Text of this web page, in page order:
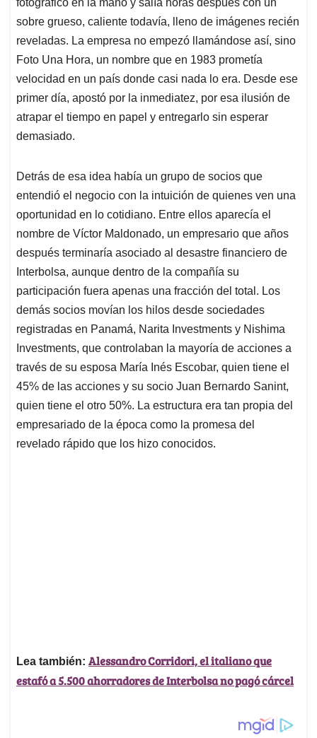
p
k
n
fotográfico en la mano y salía horas después con un
sobre grueso, caliente todavía, lleno de imágenes recién
reveladas. La empresa no empezó llamándose así, sino
Foto Una Hora, un nombre que en 1983 prometía
velocidad en un país donde casi nada lo era. Desde ese
primer día, apostó por la inmediatez, por esa ilusión de
atrapar el tiempo en papel y entregarlo sin esperar
demasiado.
Detrás de esa idea había un grupo de socios que
entendió el negocio con la intuición de quienes ven una
oportunidad en lo cotidiano. Entre ellos aparecía el
nombre de Víctor Maldonado, un empresario que años
después terminaría asociado al desastre financiero de
Interbolsa, aunque dentro de la compañía su
participación fuera apenas una fracción del total. Los
demás socios movían los hilos desde sociedades
registradas en Panamá, Narita Investments y Nishima
Investments, que controlaban la mayoría de acciones a
través de su esposa María Inés Escobar, quien tiene el
45% de las acciones y su socio Juan Bernardo Sanint,
quien tiene el otro 50%. La estructura era tan propia del
empresariado de la época como la promesa del
revelado rápido que los hizo conocidos.
Lea también: Alessandro Corridori, el italiano que
estafó a 5.500 ahorradores de Interbolsa no pagó cárcel